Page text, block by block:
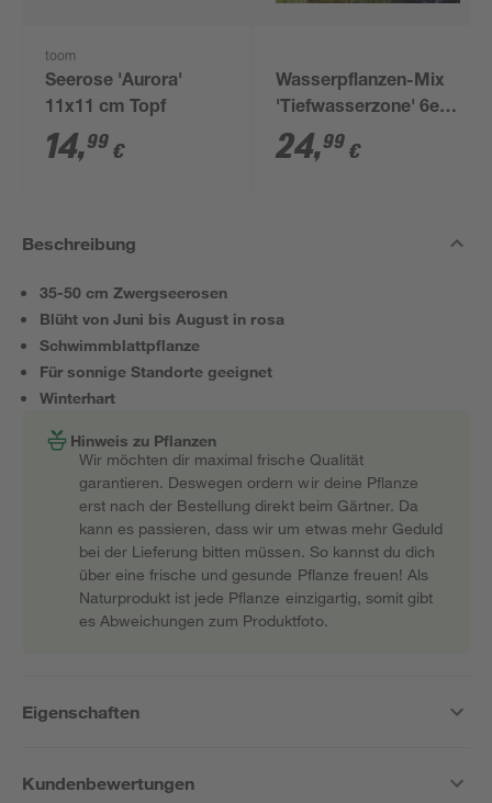
toom
Seerose 'Aurora'
11x11 cm Topf
14,99 €
Wasserpflanzen-Mix
'Tiefwasserzone' 6er-
Set
24,99 €
Beschreibung
35-50 cm Zwergseerosen
Blüht von Juni bis August in rosa
Schwimmblattpflanze
Für sonnige Standorte geeignet
Winterhart
Hinweis zu Pflanzen
Wir möchten dir maximal frische Qualität
garantieren. Deswegen ordern wir deine Pflanze
erst nach der Bestellung direkt beim Gärtner. Da
kann es passieren, dass wir um etwas mehr Geduld
bei der Lieferung bitten müssen. So kannst du dich
über eine frische und gesunde Pflanze freuen! Als
Naturprodukt ist jede Pflanze einzigartig, somit gibt
es Abweichungen zum Produktfoto.
Eigenschaften
Kundenbewertungen